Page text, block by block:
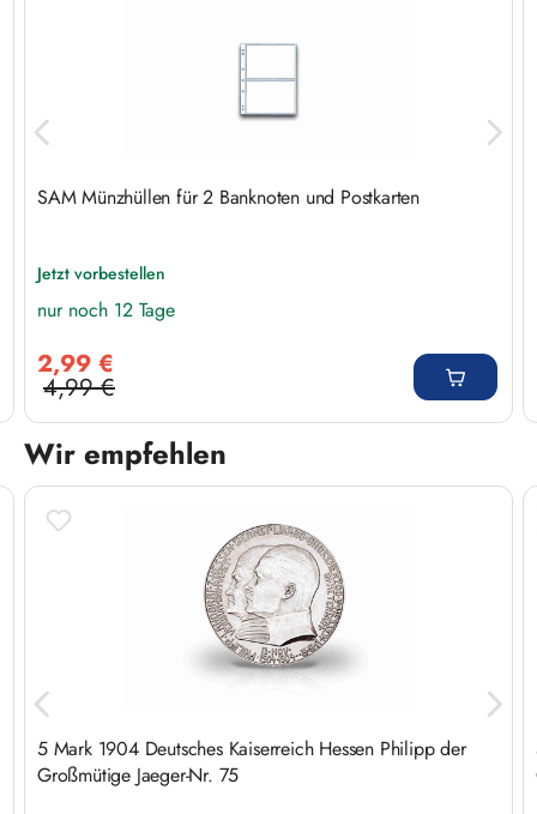
SAM Münzhüllen für 2 Banknoten und Postkarten
Jetzt vorbestellen
nur noch 12 Tage
2,99 €
Regulärer Preis:
4,99 €
Wir empfehlen
Produktgalerie überspringen
5 Mark 1904 Deutsches Kaiserreich Hessen Philipp der
Großmütige Jaeger-Nr. 75